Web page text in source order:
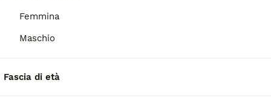
Femmina
Maschio
Fascia di età
Puli?